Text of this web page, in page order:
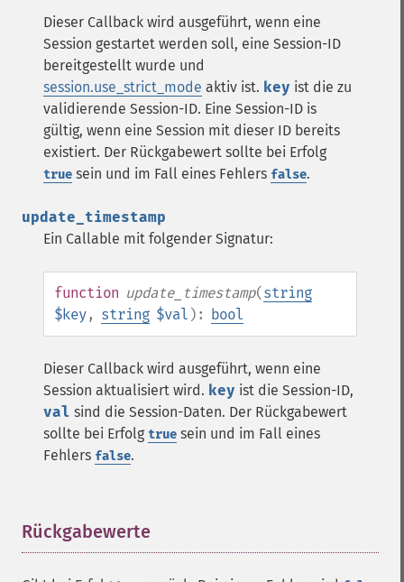
Dieser Callback wird ausgeführt, wenn eine
Session gestartet werden soll, eine Session-ID
bereitgestellt wurde und
session.use_strict_mode aktiv ist. key ist die zu
validierende Session-ID. Eine Session-ID is
gültig, wenn eine Session mit dieser ID bereits
existiert. Der Rückgabewert sollte bei Erfolg
true sein und im Fall eines Fehlers false.
update_timestamp
Ein Callable mit folgender Signatur:
function update_timestamp(string
$key, string $val ): bool
Dieser Callback wird ausgeführt, wenn eine
Session aktualisiert wird. key ist die Session-ID,
val sind die Session-Daten. Der Rückgabewert
sollte bei Erfolg true sein und im Fall eines
Fehlers false.
Rückgabewerte